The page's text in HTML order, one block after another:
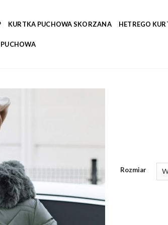
KURTKA PUCHOWA SKORZANA HETREGO
Rozmiar